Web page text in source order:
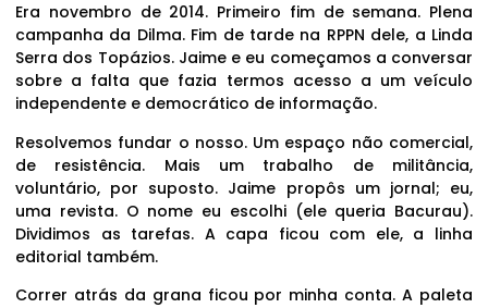
Era novembro de 2014. Primeiro fim de semana. Plena
campanha da Dilma. Fim de tarde na RPPN dele, a Linda
Serra dos Topázios. Jaime e eu começamos a conversar
sobre a falta que fazia termos acesso a um veículo
independente e democrático de informação.
Resolvemos fundar o nosso. Um espaço não comercial,
de resistência. Mais um trabalho de militância,
voluntário, por suposto. Jaime propôs um jornal; eu,
uma revista. O nome eu escolhi (ele queria Bacurau).
Dividimos as tarefas. A capa ficou com ele, a linha
editorial também.
Correr atrás da grana ficou por minha conta. A paleta